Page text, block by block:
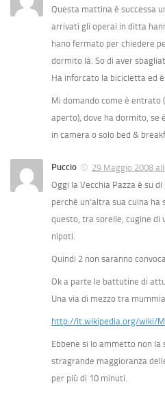
Questa mattina è successa
arrivati gli operai in ditta
hano fermato per chiedere
dormito là. So di aver
Ha inforcato la bicicletta ed
Mi domando come è entrato
aperto), dove ha dormito, se
in camera o solo bed &
Puccio
29 Maggio 2008
Oggi la Vecchia Pazza è su
perchè un’altra sua cuina ha
questo, tra sorelle, cugine di
nipoti.
Quindi 2 non saranno
Ok a parte le battutine di
Una via di mezzo tra
http://it.wikipedia.org/wiki/
Ebbene si lo ammetto non la
stragrande maggioranza
per più di 10 minuti.